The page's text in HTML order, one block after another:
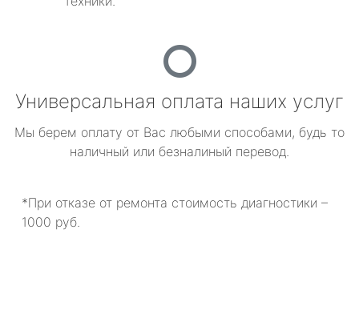
Универсальная оплата наших услуг
Мы берем оплату от Вас любыми способами, будь то
наличный или безналиный перевод.
*При отказе от ремонта стоимость диагностики –
1000 руб.